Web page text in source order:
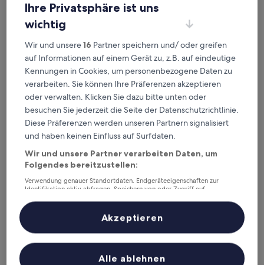
Überprüfe die Preise für diese Daten
Heute
9. Aug. - 10. Aug.
10. Aug. - 11. Aug.
Nächstes Wochenende
14. Aug. - 16. Aug.
In zwei Wochen
21. Aug. - 23. Aug.
Top 5 Hotels in der Nähe von
Bahnhof Gourland auf einen
Blick
Auberge Ti'gousket— Liegt in 1,7 km von Bahnhof Gourland
entfernt. Gästebewertung: 10/10 — Außergewöhnlich.
Lavoisier— Liegt in 1,6 km von Bahnhof Gourland entfernt.
La Demeure
— 3-Sterne-Hotel in 1,2 km von Bahnhof Gourland
entfernt. Gästebewertung: 9,8/10 — Außergewöhnlich.
Appartements du Vally— Liegt in 1,3 km von Bahnhof Gourland
entfernt. Gästebewertung: 9,2/10 — Wunderbar.
Hôtel Ibis de Guingamp Cœur de Bretagne
— 3-Sterne-Hotel in
Ihre Privatsphäre ist uns
wichtig
Wir und unsere16 Partner speichern und/ oder greifen
auf Informationen auf einem Gerät zu, z.B. auf eindeutige
Kennungen in Cookies, um personenbezogene Daten zu
verarbeiten. Sie können Ihre Präferenzen akzeptieren
oder verwalten. Klicken Sie dazu bitte unten oder
besuchen Sie jederzeit die Seite der Datenschutzrichtlinie.
Diese Präferenzen werden unseren Partnern signalisiert
und haben keinen Einfluss auf Surfdaten.
Wir und unsere Partner verarbeiten Daten, um
Folgendes bereitzustellen:
Verwendung genauer Standortdaten. Endgeräteeigenschaften zur
Identifikation aktiv abfragen. Speichern von oder Zugriff auf
Inhalte, Messung von Werbeleistung und der Performance von Inhalten,
Zielgruppenforschung sowie Entwicklung und Verbesserung von
Liste der Partner (Lieferanten)
Alle ablehnen
Akzeptieren